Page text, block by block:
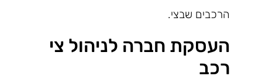
הרכבים שבצי.
העסקת חברה לניהול צי
רכב